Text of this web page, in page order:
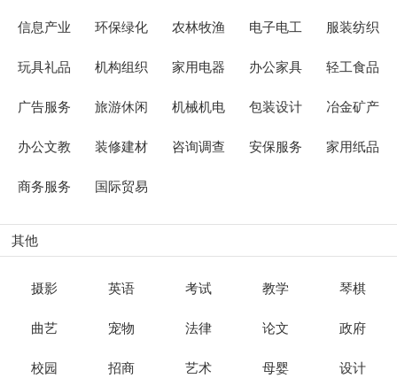
信息产业 环保绿化 农林牧渔 电子电工 服装纺织
玩具礼品 机构组织 家用电器 办公家具 轻工食品
广告服务 旅游休闲 机械机电 包装设计 冶金矿产
办公文教 装修建材 咨询调查 安保服务 家用纸品
商务服务 国际贸易
其他
摄影 英语 考试 教学 琴棋
曲艺 宠物 法律 论文 政府
校园 招商 艺术 母婴 设计